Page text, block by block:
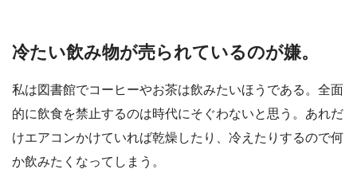
冷たい飲み物が売られているのが嫌。
私は図書館でコーヒーやお茶は飲みたいほうである。全面
的に飲食を禁止するのは時代にそぐわないと思う。あれだ
けエアコンかけていれば乾燥したり、冷えたりするので何
か飲みたくなってしまう。